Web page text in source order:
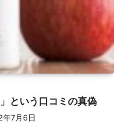
という口コミの真偽
年7月6日